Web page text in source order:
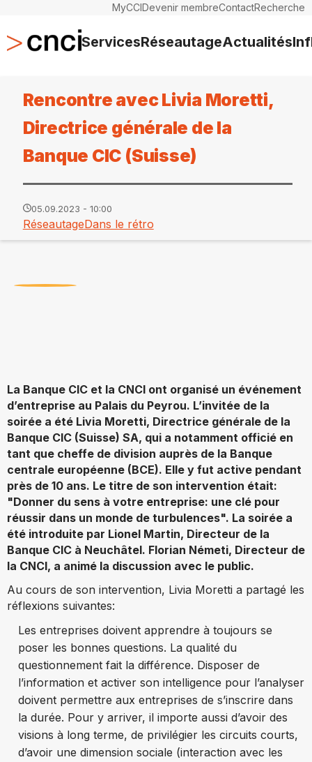
MyCCIDevenir membreContactRecherche
ServicesRéseautageActualités
Rencontre avec Livia Moretti,
Directrice générale de la
Banque CIC (Suisse)
05.09.2023 - 10:00
RéseautageDans le rétro
La Banque CIC et la CNCI ont organisé un événement
d’entreprise au Palais du Peyrou. L’invitée de la
soirée a été Livia Moretti, Directrice générale de la
Banque CIC (Suisse) SA, qui a notamment officié en
tant que cheffe de division auprès de la Banque
centrale européenne (BCE). Elle y fut active pendant
près de 10 ans. Le titre de son intervention était:
"Donner du sens à votre entreprise: une clé pour
réussir dans un monde de turbulences". La soirée a
été introduite par Lionel Martin, Directeur de la
Banque CIC à Neuchâtel. Florian Németi, Directeur de
la CNCI, a animé la discussion avec le public.
Au cours de son intervention, Livia Moretti a partagé les
réflexions suivantes:
Les entreprises doivent apprendre à toujours se
poser les bonnes questions. La qualité du
questionnement fait la différence. Disposer de
l’information et activer son intelligence pour l’analyser
doivent permettre aux entreprises de s’inscrire dans
la durée. Pour y arriver, il importe aussi d’avoir des
visions à long terme, de privilégier les circuits courts,
d’avoir une dimension sociale (interaction avec les